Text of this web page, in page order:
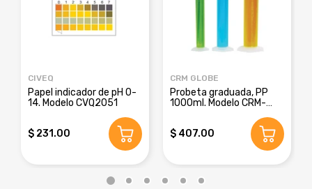
CIVEQ
Papel indicador de pH 0-
14. Modelo CVQ2051
$ 231.00
CRM GLOBE
Probeta graduada, PP
1000ml. Modelo CRM-
$ 407.00